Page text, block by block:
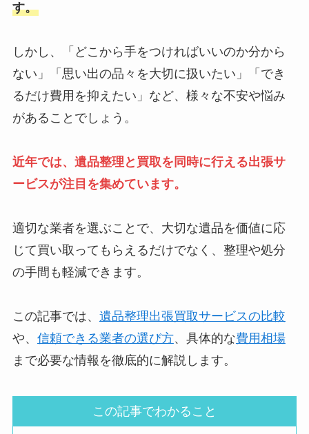
す。
しかし、「どこから手をつければいいのか分から
ない」「思い出の品々を大切に扱いたい」「でき
るだけ費用を抑えたい」など、様々な不安や悩み
があることでしょう。
近年では、遺品整理と買取を同時に行える出張サ
ービスが注目を集めています。
適切な業者を選ぶことで、大切な遺品を価値に応
じて買い取ってもらえるだけでなく、整理や処分
の手間も軽減できます。
この記事では、 遺品整理出張買取サービスの比較
や、 信頼できる業者の選び方、具体的な費用相場
まで必要な情報を徹底的に解説します。
この記事でわかること